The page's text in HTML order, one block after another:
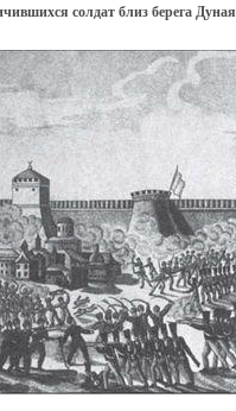
солдат близ берега Дуная